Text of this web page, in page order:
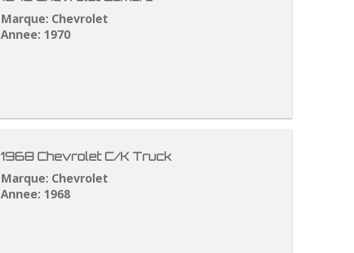
Marque: Chevrolet
Annee: 1970
1968 Chevrolet C/K Truck
Marque: Chevrolet
Annee: 1968